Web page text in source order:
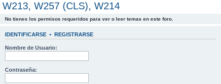
W213, W257 (CLS), W214
No tienes los permisos requeridos para ver o leer temas en este foro.
IDENTIFICARSE • REGISTRARSE
Nombre de Usuario:
Contraseña: